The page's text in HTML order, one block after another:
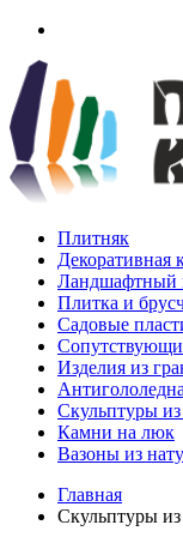
Плитняк
Декоративная
Ландшафтный
Плитка и
Садовые
Изделия из
Скульптуры
Камни на люк
Вазоны из
Главная
Скульптуры